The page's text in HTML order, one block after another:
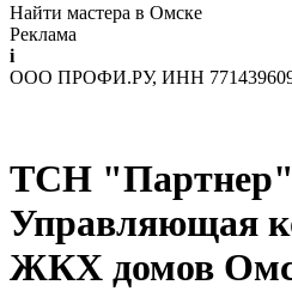
Найти мастера в Омске
Реклама
i
ООО ПРОФИ.РУ, ИНН
ТСН
Управляющая
ЖКХ домов